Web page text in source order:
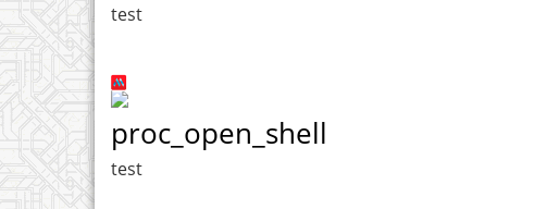
test
proc_open_shell
test